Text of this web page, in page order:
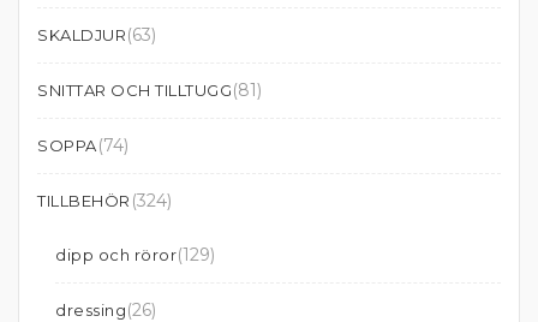
SKALDJUR(63)
SNITTAR OCH TILLTUGG(81)
SOPPA(74)
TILLBEHÖR (324)
dipp och röror(129)
dressing(26)